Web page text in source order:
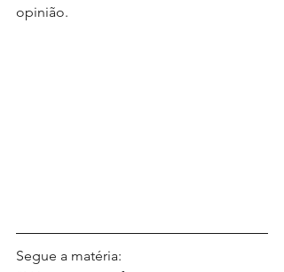
opinião.
Segue a matéria: